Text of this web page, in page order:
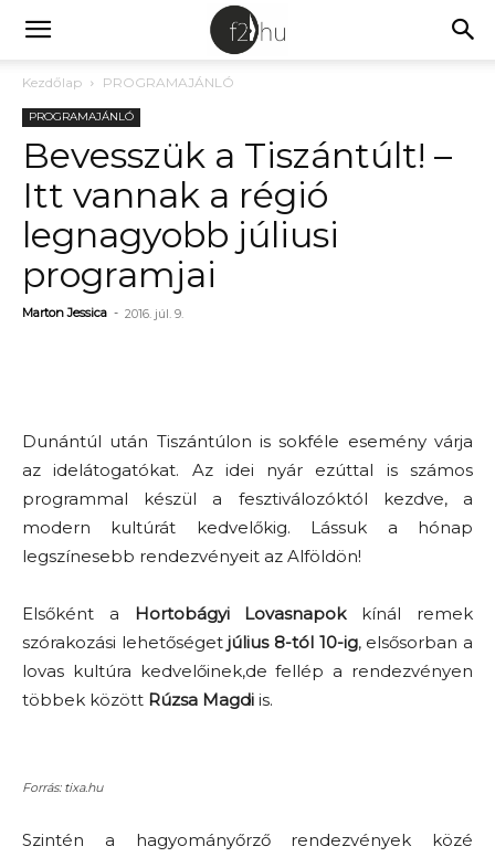
Kezdőlap PROGRAMAJÁNLÓ
PROGRAMAJÁNLÓ
Bevesszük a Tiszántúlt! –
Itt vannak a régió
legnagyobb júliusi
programjai
Marton Jessica - 2016. júl. 9.
Dunántúl után Tiszántúlon is sokféle esemény várja
az idelátogatókat. Az idei nyár ezúttal is számos
programmal készül a fesztiválozóktól kezdve, a
modern kultúrát kedvelőkig. Lássuk a hónap
legszínesebb rendezvényeit az Alföldön!
Elsőként a Hortobágyi Lovasnapokkínál remek
szórakozási lehetőségetjúlius 8-tól 10-ig, elsősorban a
lovas kultúra kedvelőinek,de fellép a rendezvényen
többek között Rúzsa Magdi is.
Forrás: tixa.hu
Szintén a hagyományőrző rendezvények közé